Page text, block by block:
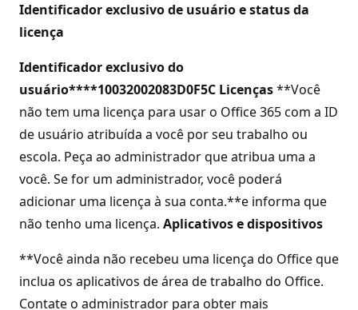
Identificador exclusivo de usuário e status da
licença
Identificador exclusivo do
usuário****10032002083D0F5C Licenças**Você
não tem uma licença para usar o Office 365 com a ID
de usuário atribuída a você por seu trabalho ou
escola. Peça ao administrador que atribua uma a
você. Se for um administrador, você poderá
adicionar uma licença à sua conta.**e informa que
não tenho uma licença. Aplicativos e dispositivos
**Você ainda não recebeu uma licença do Office que
inclua os aplicativos de área de trabalho do Office.
Contate o administrador para obter mais